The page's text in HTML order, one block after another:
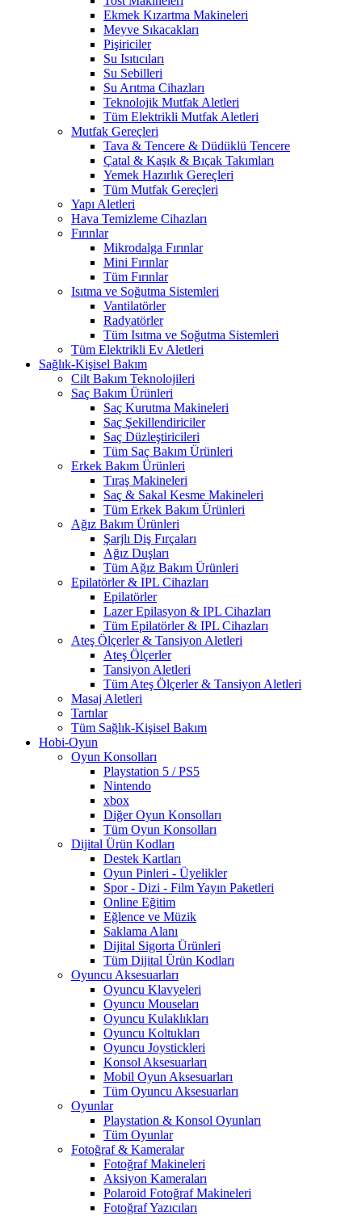
Ekmek Kızartma Makineleri
Meyve Sıkacakları
Pişiriciler
Su Isıtıcıları
Su Sebilleri
Su Arıtma Cihazları
Teknolojik Mutfak Aletleri
Tüm Elektrikli Mutfak Aletleri
Mutfak Gereçleri
Tava & Tencere & Düdüklü Tencere
Çatal & Kaşık & Bıçak Takımları
Yemek Hazırlık Gereçleri
Tüm Mutfak Gereçleri
Yapı Aletleri
Hava Temizleme Cihazları
Fırınlar
Mikrodalga Fırınlar
Mini Fırınlar
Tüm Fırınlar
Isıtma ve Soğutma Sistemleri
Vantilatörler
Radyatörler
Tüm Isıtma ve Soğutma Sistemleri
Tüm Elektrikli Ev Aletleri
Sağlık-Kişisel Bakım
Cilt Bakım Teknolojileri
Saç Bakım Ürünleri
Saç Kurutma Makineleri
Saç Şekillendiriciler
Saç Düzleştiricileri
Tüm Saç Bakım Ürünleri
Erkek Bakım Ürünleri
Tıraş Makineleri
Saç & Sakal Kesme Makineleri
Tüm Erkek Bakım Ürünleri
Ağız Bakım Ürünleri
Şarjlı Diş Fırçaları
Ağız Duşları
Tüm Ağız Bakım Ürünleri
Epilatörler & IPL Cihazları
Epilatörler
Lazer Epilasyon & IPL Cihazları
Tüm Epilatörler & IPL Cihazları
Ateş Ölçerler & Tansiyon Aletleri
Ateş Ölçerler
Tansiyon Aletleri
Tüm Ateş Ölçerler & Tansiyon Aletleri
Masaj Aletleri
Tartılar
Tüm Sağlık-Kişisel Bakım
Hobi-Oyun
Oyun Konsolları
Playstation 5 / PS5
Nintendo
xbox
Diğer Oyun Konsolları
Tüm Oyun Konsolları
Dijital Ürün Kodları
Destek Kartları
Oyun Pinleri - Üyelikler
Spor - Dizi - Film Yayın Paketleri
Online Eğitim
Eğlence ve Müzik
Saklama Alanı
Dijital Sigorta Ürünleri
Tüm Dijital Ürün Kodları
Oyuncu Aksesuarları
Oyuncu Klavyeleri
Oyuncu Mouseları
Oyuncu Kulaklıkları
Oyuncu Koltukları
Oyuncu Joystickleri
Konsol Aksesuarları
Mobil Oyun Aksesuarları
Tüm Oyuncu Aksesuarları
Oyunlar
Playstation & Konsol Oyunları
Tüm Oyunlar
Fotoğraf & Kameralar
Fotoğraf Makineleri
Aksiyon Kameraları
Polaroid Fotoğraf Makineleri
Fotoğraf Yazıcıları